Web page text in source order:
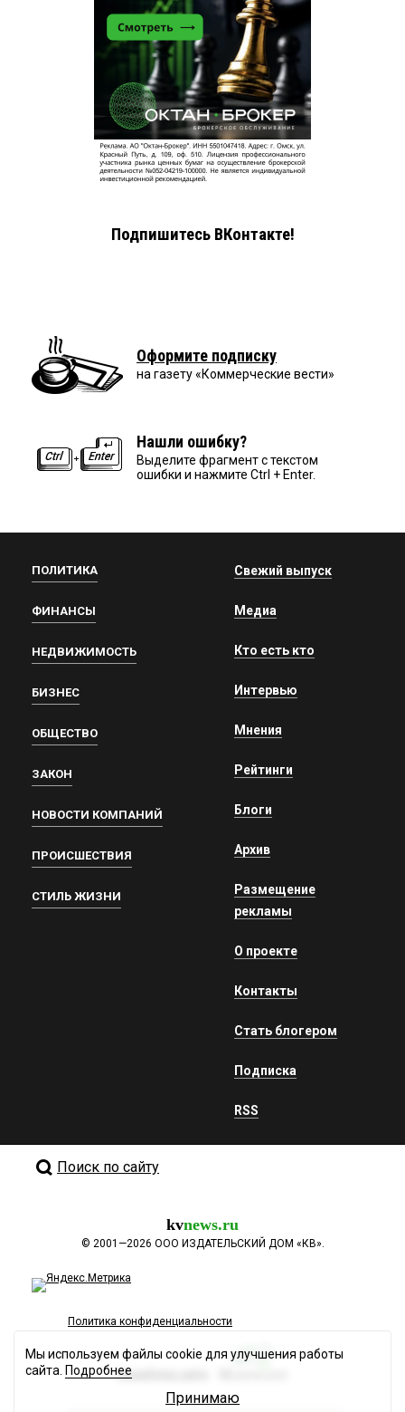
Подпишитесь ВКонтакте!
Оформите подписку
на газету «Коммерческие вести»
Нашли ошибку?
Выделите фрагмент с текстом
ошибки и нажмите Ctrl + Enter.
ПОЛИТИКА
ФИНАНСЫ
НЕДВИЖИМОСТЬ
БИЗНЕС
ОБЩЕСТВО
ЗАКОН
НОВОСТИ КОМПАНИЙ
ПРОИСШЕСТВИЯ
СТИЛЬ ЖИЗНИ
Свежий выпуск
Медиа
Кто есть кто
Интервью
Мнения
Рейтинги
Блоги
Архив
Размещение
рекламы
О проекте
Контакты
Стать блогером
Подписка
RSS
Поиск по сайту
kvnews.ru
© 2001—2026 ООО ИЗДАТЕЛЬСКИЙ ДОМ «КВ».
Политика конфиденциальности
Разработка сайта
Мы используем файлы cookie для улучшения работы
сайта. Подробнее
Принимаю